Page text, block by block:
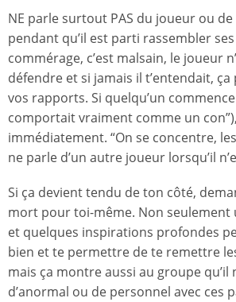
NE parle surtout PAS du joueur ou
pendant qu’il est parti rassembler
commérage, c’est malsain, le joueur
défendre et si jamais il t’entendait,
vos rapports. Si quelqu’un commence
comportait vraiment comme un
immédiatement. “On se concentre,
ne parle d’un autre joueur lorsqu’il
Si ça devient tendu de ton côté,
mort pour toi-même. Non seulement
et quelques inspirations profondes
bien et te permettre de te remettre
mais ça montre aussi au groupe qu’il
d’anormal ou de personnel avec ces